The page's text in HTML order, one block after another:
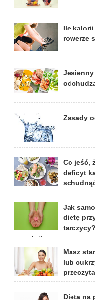
Ile
rowerze
Jesienny
Zasady
Co jeść,
deficyt
Jak
dietę
poradnik
Masz
lub
Dieta na